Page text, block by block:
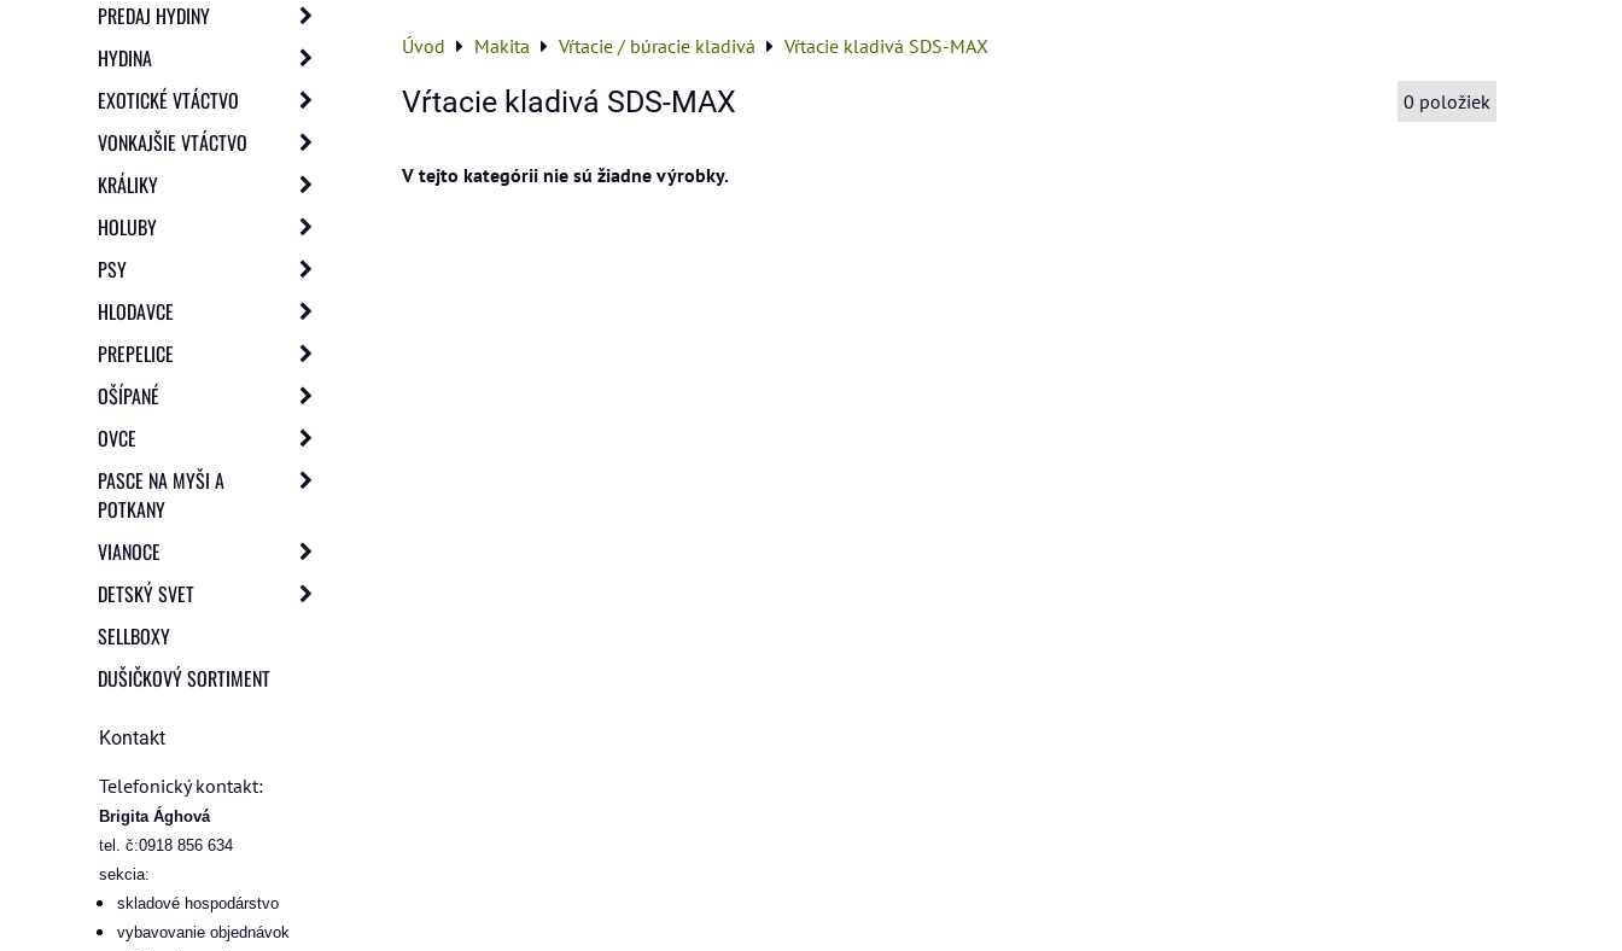
Úvod Makita Vŕtacie / búracie kladivá Vŕtacie kladivá SDS-MAX
Vŕtacie kladivá SDS-MAX 0 položiek
PREDAJ HYDINY
HYDINA
EXOTICKÉ VTÁCTVO
VONKAJŠIE VTÁCTVO
KRÁLIKY
HOLUBY
PSY
HLODAVCE
PREPELICE
OŠÍPANÉ
OVCE
PASCE NA MYŠI A
POTKANY
VIANOCE
DETSKÝ SVET
SELLBOXY
DUŠIČKOVÝ SORTIMENT
Kontakt
Telefonický kontakt:
Brigita Ághová
tel. č:0918 856 634
sekcia:
skladové hospodárstvo
vybavovanie objednávok